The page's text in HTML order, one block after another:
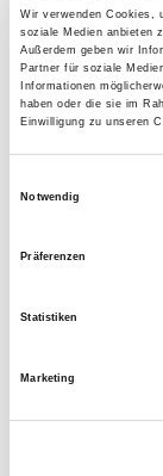
Wir verwenden Cookies,
soziale Medien anbieten
Außerdem geben wir
Partner für soziale
Informationen
haben oder die sie im
Einwilligung zu unseren
Notwendig
Präferenzen
Statistiken
Marketing
Kontakt:
Andrea
E-Mail: